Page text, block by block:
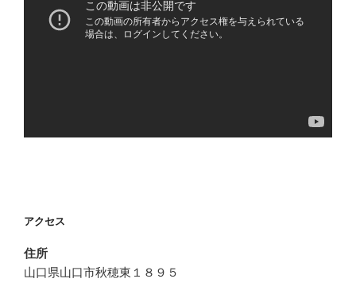
アクセス
住所
山口県山口市秋穂東１８９５